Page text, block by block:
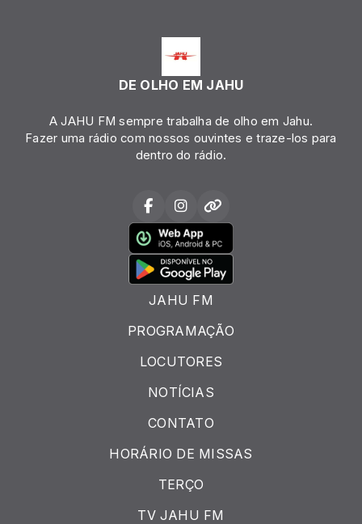
DE OLHO EM JAHU
A JAHU FM sempre trabalha de olho em Jahu.
Fazer uma rádio com nossos ouvintes e traze-los para
dentro do rádio.
JAHU FM
PROGRAMAÇÃO
LOCUTORES
NOTÍCIAS
CONTATO
HORÁRIO DE MISSAS
TERÇO
TV JAHU FM